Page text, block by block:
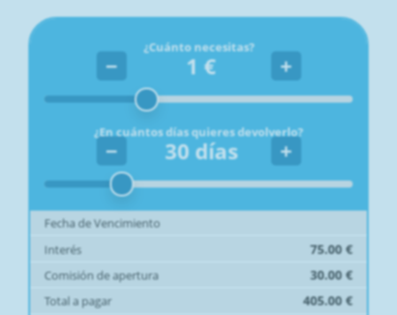
¿Cuánto necesitas?
− 1 € +
¿En cuántos días quieres devolverlo?
− 30días +
Fecha de Vencimiento
Interés
75.00 €
Comisión de apertura 30.00 €
Total a pagar 405.00 €